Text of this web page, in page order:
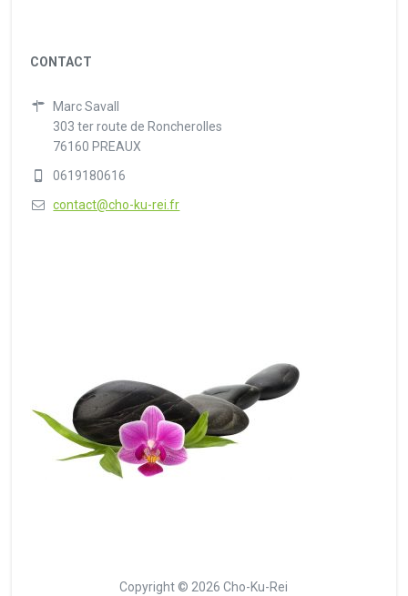
CONTACT
Marc Savall
303 ter route de Roncherolles
76160 PREAUX
0619180616
contact@cho-ku-rei.fr
Copyright © 2026 Cho-Ku-Rei